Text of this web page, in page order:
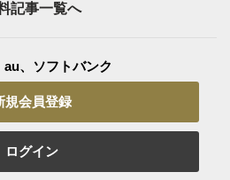
記事一覧へ
au、ソフトバンク
規会員登録
ログイン